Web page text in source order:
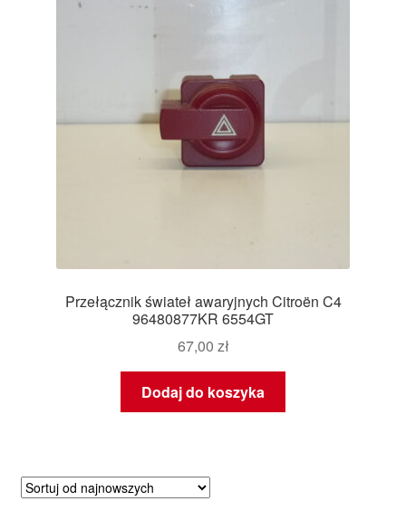
Przełącznik świateł awaryjnych Citroën C4
96480877KR 6554GT
67,00 zł
Dodaj do koszyka